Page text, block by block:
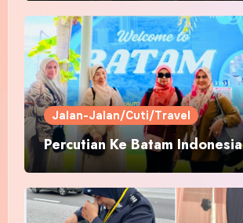
Jalan-Jalan/Cuti/Travel
Percutian Ke Batam Indonesia